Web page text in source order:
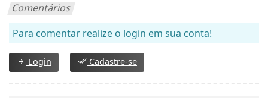
Comentários
Para comentar realize o login em sua conta!
Login Cadastre-se